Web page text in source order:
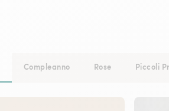
Compleanno Rose Piccoli